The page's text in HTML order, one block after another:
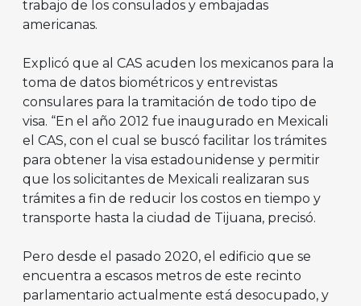
trabajo de los consulados y embajadas
americanas.
Explicó que al CAS acuden los mexicanos para la
toma de datos biométricos y entrevistas
consulares para la tramitación de todo tipo de
visa. “En el año 2012 fue inaugurado en Mexicali
el CAS, con el cual se buscó facilitar los trámites
para obtener la visa estadounidense y permitir
que los solicitantes de Mexicali realizaran sus
trámites a fin de reducir los costos en tiempo y
transporte hasta la ciudad de Tijuana, precisó.
Pero desde el pasado 2020, el edificio que se
encuentra a escasos metros de este recinto
parlamentario actualmente está desocupado, y